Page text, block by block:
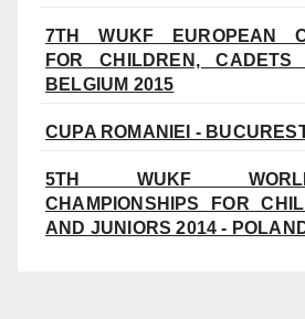
7TH WUKF EUROPEAN
FOR CHILDREN, CADETS
BELGIUM 2015
CUPA ROMANIEI -
5TH WUKF
CHAMPIONSHIPS FOR
AND JUNIORS 2014 -